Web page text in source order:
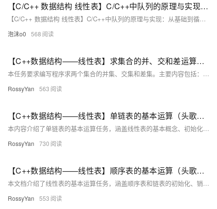
【C/C++ 数据结构 线性表】C/C++中队列的原理与实现：从基础到循环队列
【C/C++ 数据结构 线性表】C/C++中队列的原理与实现：从基础到循环队列
泡沫o0 568
【C++数据结构——线性表】求集合的并、交和差运算（头歌实践教学平台习题）【合集】
本任务要求编写程序求两个集合的并集、交集和差集。主要内容包括： 1. **单链表表示集合**：使用单链表存储集合元素，确保元素唯一且无序。 2. **求并集**：遍历两个集合，将所有不同元素加入新链表。 3. **求交集**：遍历集合A，检查元素是否在集合B中存在，若存在则加入结果链表。 4. **求差集**：遍历集合A，检查元素是否不在集合B中，若满足条件则加入结果链表。 通过C++代码实现上述操作，并提供测试用例验证结果。测试输入为两个集合的元素，输出为有序集合A、B，以及它们的并集、交集和差集。 示例测试输入： ``` a c e f a b d e h i ``` 预期输出：
RossyYan 563
【C++数据结构——线性表】单链表的基本运算（头歌实践教学平台习题）【合集】
本内容介绍了单链表的基本运算任务，涵盖线性表的基本概念、初始化、销毁、判定是否为空表、求长度、输出、求元素值、按元素值查找、插入和删除数据元素等操作。通过C++代码示例详细解释了顺序表和链表的实现方法，并提供了测试说明、通 - **任务描述**：实现单链表的基本运算。 - **相关知识**：包括线性表的概念、初始化、销毁、判断空表、求长度、输出、求元素值、查找、插入和删除等操作。 - **测试说明**：平台会对你编写的代码进行测试，提供测试输入和预期输出。 - **通关代码**：给出了完整的C++代码实现。 - **测试结果**：展示了测试通过后的预期输出结果。 开始你的任务吧，祝你成功！
RossyYan 730
【C++数据结构——线性表】顺序表的基本运算（头歌实践教学平台习题）【合集】
本文档介绍了线性表的基本运算任务，涵盖顺序表和链表的初始化、销毁、判定是否为空、求长度、输出、查找元素、插入和删除元素等内容。通过C++代码示例详细展示了每一步骤的具体实现方法，并提供了测试说明和通关代码。 主要内容包括： - **任务描述**：实现顺序表的基本运算。 - **相关知识**：介绍线性表的基本概念及操作，如初始化、销毁、判定是否为空表等。 - **具体操作**：详述顺序表和链表的初始化、求长度、输出、查找、插入和删除元素的方法，并附有代码示例。 - **测试说明**：提供测试输入和预期输出，确保代码正确性。 - **通关代码**：给出完整的C++代码实现，帮助完成任务。 文档
RossyYan 553